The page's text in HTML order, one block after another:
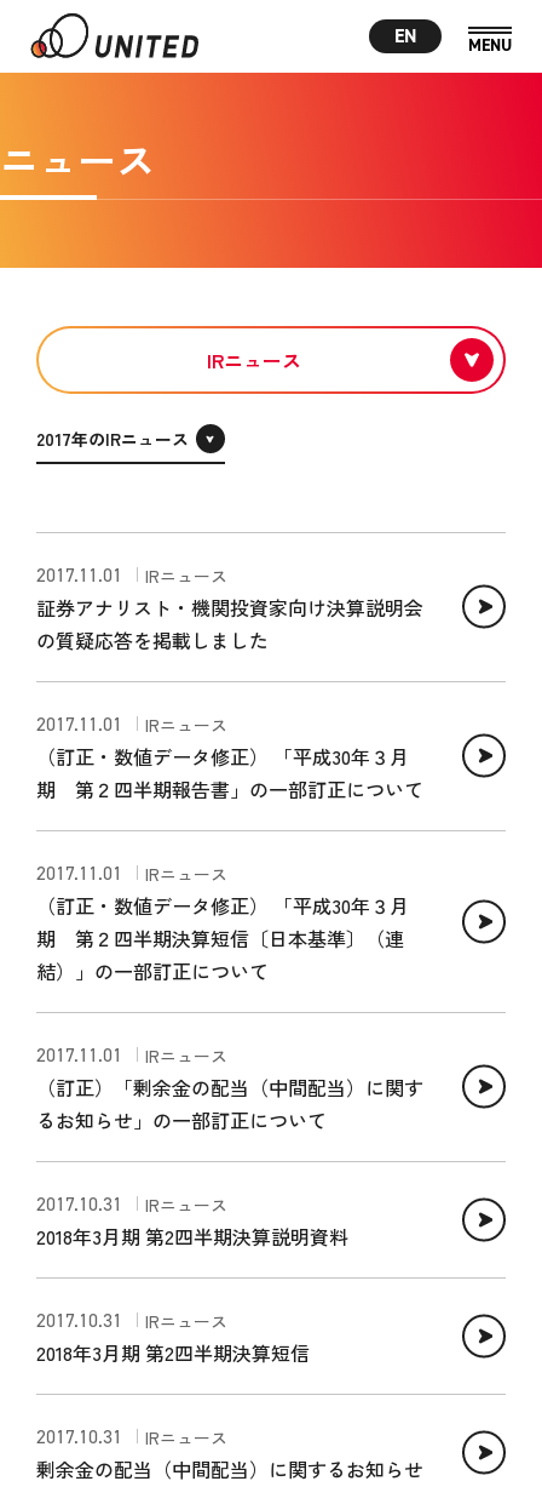
EN
ニュース
2017.11.01 IRニュース
証券アナリスト・機関投資家向け決算説明会
の質疑応答を掲載しました
2017.11.01 IRニュース
（訂正・数値データ修正） 「平成30年３月
期 第２四半期報告書」の一部訂正について
2017.11.01 IRニュース
（訂正・数値データ修正） 「平成30年３月
期 第２四半期決算短信〔日本基準〕（連
結）」の一部訂正について
2017.11.01 IRニュース
（訂正）「剰余金の配当（中間配当）に関す
るお知らせ」の一部訂正について
2017.10.31 IRニュース
2018年3月期 第2四半期決算説明資料
2017.10.31 IRニュース
2018年3月期 第2四半期決算短信
2017.10.31 IRニュース
剰余金の配当（中間配当）に関するお知らせ